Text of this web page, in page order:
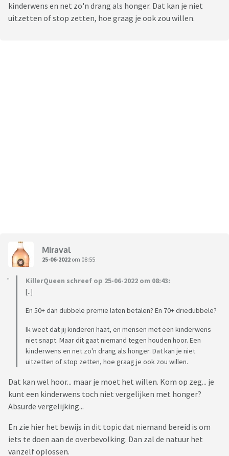
kinderwens en net zo'n drang als honger. Dat kan je niet
uitzetten of stop zetten, hoe graag je ook zou willen.
Miraval
25-06-2022 om 08:55
KillerQueen schreef op 25-06-2022 om 08:43:
[..]
En 50+ dan dubbele premie laten betalen? En 70+ driedubbele?
Ik weet dat jij kinderen haat, en mensen met een kinderwens
niet snapt. Maar dit gaat niemand tegen houden hoor. Een
kinderwens en net zo'n drang als honger. Dat kan je niet
uitzetten of stop zetten, hoe graag je ook zou willen.
Dat kan wel hoor... maar je moet het willen. Kom op zeg... je
kunt een kinderwens toch niet vergelijken met honger?
Absurde vergelijking...
En zie hier het bewijs in dit topic dat niemand bereid is om
iets te doen aan de overbevolking. Dan zal de natuur het
vanzelf oplossen.